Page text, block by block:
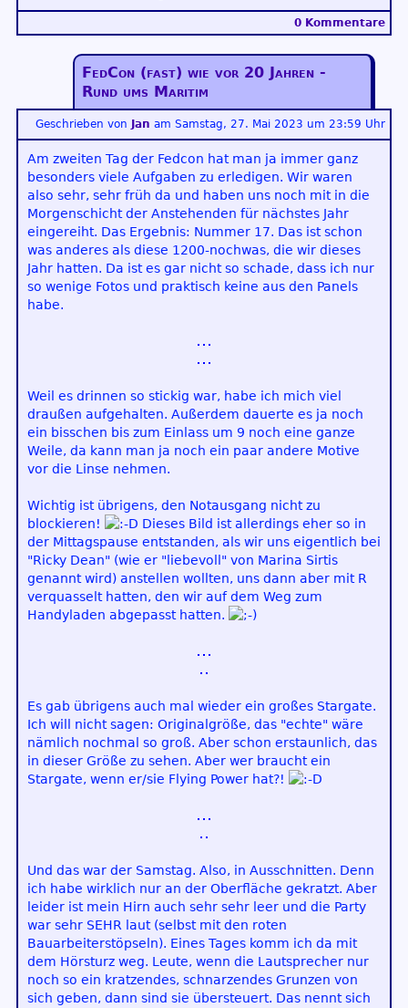
0 Kommentare
FedCon (fast) wie vor 20 Jahren -
Rund ums Maritim
Geschrieben von Jan am Samstag, 27. Mai 2023 um 23:59 Uhr
Am zweiten Tag der Fedcon hat man ja immer ganz
besonders viele Aufgaben zu erledigen. Wir waren
also sehr, sehr früh da und haben uns noch mit in die
Morgenschicht der Anstehenden für nächstes Jahr
eingereiht. Das Ergebnis: Nummer 17. Das ist schon
was anderes als diese 1200-nochwas, die wir dieses
Jahr hatten. Da ist es gar nicht so schade, dass ich nur
so wenige Fotos und praktisch keine aus den Panels
habe.
Weil es drinnen so stickig war, habe ich mich viel
draußen aufgehalten. Außerdem dauerte es ja noch
ein bisschen bis zum Einlass um 9 noch eine ganze
Weile, da kann man ja noch ein paar andere Motive
vor die Linse nehmen.
Wichtig ist übrigens, den Notausgang nicht zu
blockieren!
Dieses Bild ist allerdings eher so in
der Mittagspause entstanden, als wir uns eigentlich bei
"Ricky Dean" (wie er "liebevoll" von Marina Sirtis
genannt wird) anstellen wollten, uns dann aber mit R
verquasselt hatten, den wir auf dem Weg zum
Handyladen abgepasst hatten.
Es gab übrigens auch mal wieder ein großes Stargate.
Ich will nicht sagen: Originalgröße, das "echte" wäre
nämlich nochmal so groß. Aber schon erstaunlich, das
in dieser Größe zu sehen. Aber wer braucht ein
Stargate, wenn er/sie Flying Power hat?!
Und das war der Samstag. Also, in Ausschnitten. Denn
ich habe wirklich nur an der Oberfläche gekratzt. Aber
leider ist mein Hirn auch sehr sehr leer und die Party
war sehr SEHR laut (selbst mit den roten
Bauarbeiterstöpseln). Eines Tages komm ich da mit
dem Hörsturz weg. Leute, wenn die Lautsprecher nur
noch so ein kratzendes, schnarzendes Grunzen von
sich geben, dann sind sie übersteuert. Das nennt sich